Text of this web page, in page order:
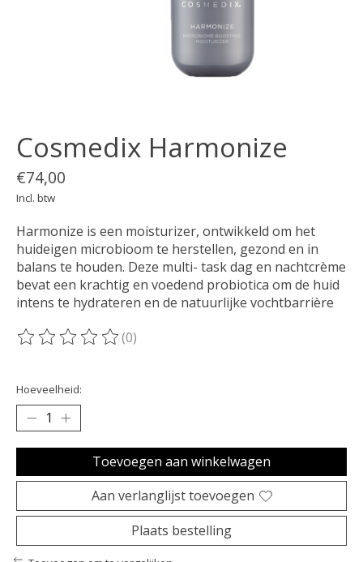
Cosmedix Harmonize
€74,00
Incl. btw
Harmonize is een moisturizer, ontwikkeld om het
huideigen microbioom te herstellen, gezond en in
balans te houden. Deze multi- task dag en nachtcrème
bevat een krachtig en voedend probiotica om de huid
intens te hydrateren en de natuurlijke vochtbarrière
De beoordeling van dit product is
(0)
Hoeveelheid:
Toevoegen aan winkelwagen
Aan verlanglijst toevoegen
Plaats bestelling